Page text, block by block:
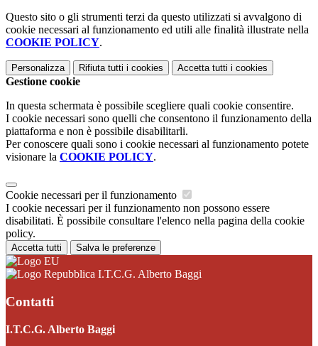
Questo sito o gli strumenti terzi da questo utilizzati si avvalgono di
cookie necessari al funzionamento ed utili alle finalità illustrate nella
COOKIE POLICY.
Personalizza Rifiuta tutti i cookies Accetta tutti i cookies
Gestione cookie
In questa schermata è possibile scegliere quali cookie consentire.
I cookie necessari sono quelli che consentono il funzionamento della
piattaforma e non è possibile disabilitarli.
Per conoscere quali sono i cookie necessari al funzionamento potete
visionare la COOKIE POLICY.
Cookie necessari per il funzionamento
I cookie necessari per il funzionamento non possono essere
disabilitati. È possibile consultare l'elenco nella pagina della cookie
policy.
Accetta tutti Salva le preferenze
I.T.C.G. Alberto Baggi
Contatti
I.T.C.G. Alberto Baggi